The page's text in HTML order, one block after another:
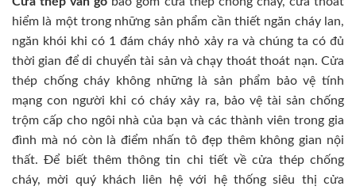
hiểm là một trong những sản phẩm cần thiết ngăn cháy lan,
ngăn khói khi có 1 đám cháy nhỏ xảy ra và chúng ta có đủ
thời gian để di chuyển tài sản và chạy thoát thoát nạn. Cửa
thép chống cháy không những là sản phẩm bảo vệ tính
mạng con người khi có cháy xảy ra, bảo vệ tài sản chống
trộm cấp cho ngôi nhà của bạn và các thành viên trong gia
đình mà nó còn là điểm nhấn tô đẹp thêm không gian nội
thất. Để biết thêm thông tin chi tiết về cửa thép chống
cháy, mời quý khách liên hệ với hệ thống siêu thị cửa